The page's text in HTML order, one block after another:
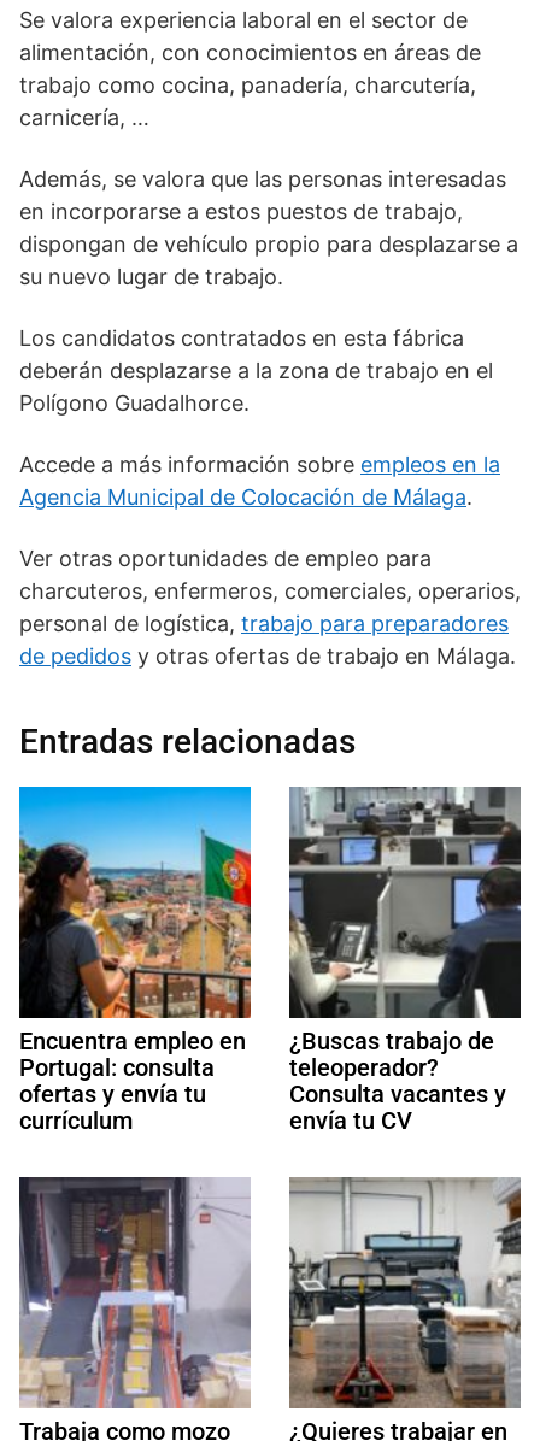
Se valora experiencia laboral en el sector de
alimentación, con conocimientos en áreas de
trabajo como cocina, panadería, charcutería,
carnicería, …
Además, se valora que las personas interesadas
en incorporarse a estos puestos de trabajo,
dispongan de vehículo propio para desplazarse a
su nuevo lugar de trabajo.
Los candidatos contratados en esta fábrica
deberán desplazarse a la zona de trabajo en el
Polígono Guadalhorce.
Accede a más información sobre empleos en la
Agencia Municipal de Colocación de Málaga.
Ver otras oportunidades de empleo para
charcuteros, enfermeros, comerciales, operarios,
personal de logística, trabajo para preparadores
de pedidos y otras ofertas de trabajo en Málaga.
Entradas relacionadas
Encuentra empleo en
Portugal: consulta
ofertas y envía tu
currículum
¿Buscas trabajo de
teleoperador?
Consulta vacantes y
envía tu CV
Trabaja como mozo
¿Quieres trabajar en